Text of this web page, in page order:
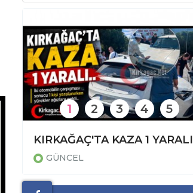
KIRKAĞAÇ'TA KAZA 1 YARALI
GÜNCEL
1 2 3 4 5